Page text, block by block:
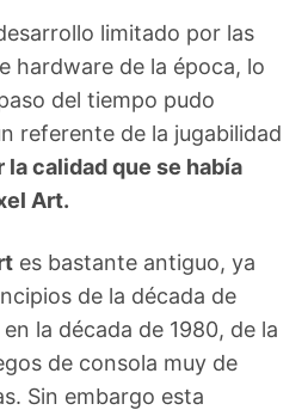
limitado por las
hardware de la época, lo
del tiempo pudo
referente de la jugabilidad
la calidad que se había
Art.
es bastante antiguo, ya
de la década de
la década de 1980, de la
de consola muy de
Sin embargo esta